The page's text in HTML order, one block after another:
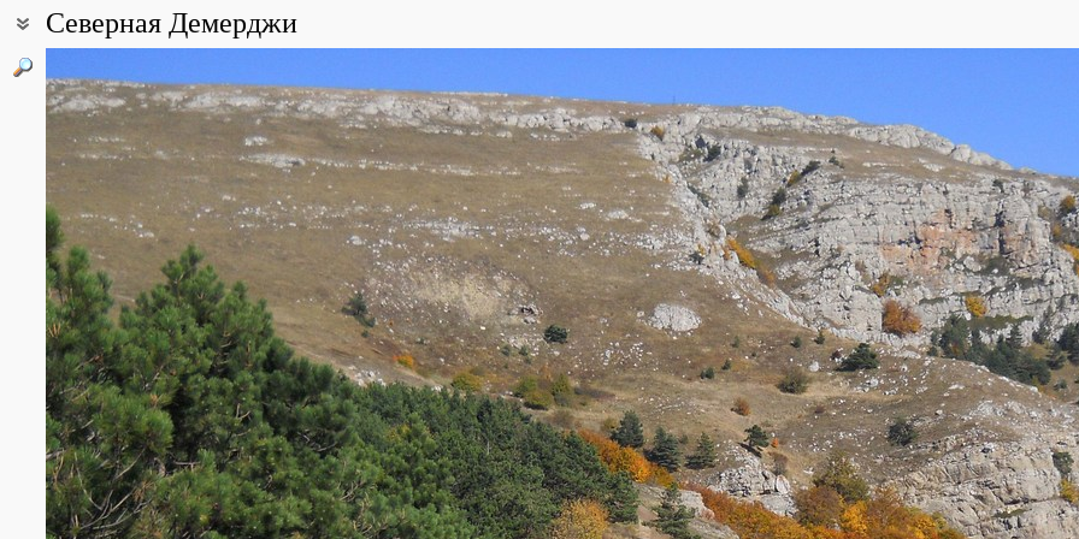
Северная Демерджи
44° 46′ 35.53″ N, 34° 22′ 08.7″ E (view at maps of
Point description:
Одно из наиболее посещаемых туристами мест главной гряды горного Крыма. Гора сложена юрскими известняками и конгломератами. На
буковые леса, на вершине - степная петрофитная растительность яйлы.
(25) Photos of plants & lichens (328)